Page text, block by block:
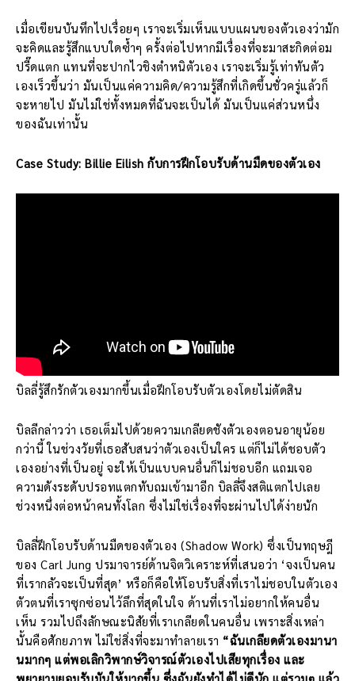
เมื่อเขียนบันทึกไปเรื่อยๆ เราจะเริ่มเห็นแบบแผนของตัวเองว่ามัก
จะคิดและรู้สึกแบบใดซ้ำๆ ครั้งต่อไปหากมีเรื่องที่จะมาสะกิดต่อม
ปรี๊ดแตก แทนที่จะปากไวชิงตำหนิตัวเอง เราจะเริ่มรู้เท่าทันตัว
เองเร็วขึ้นว่า มันเป็นแค่ความคิด/ความรู้สึกที่เกิดขึ้นชั่วครู่แล้วก็
จะหายไป มันไม่ใช่ทั้งหมดที่ฉันจะเป็นได้ มันเป็นแค่ส่วนหนึ่ง
ของฉันเท่านั้น
Case Study: Billie Eilish กับการฝึกโอบรับด้านมืดของตัวเอง
บิลลี่รู้สึกรักตัวเองมากขึ้นเมื่อฝึกโอบรับตัวเองโดยไม่ตัดสิน
บิลลีกล่าวว่า เธอเต็มไปด้วยความเกลียดชังตัวเองตอนอายุน้อย
กว่านี้ ในช่วงวัยที่เธอสับสนว่าตัวเองเป็นใคร แต่ก็ไม่ได้ชอบตัว
เองอย่างที่เป็นอยู่ จะให้เป็นแบบคนอื่นก็ไม่ชอบอีก แถมเจอ
ความดังระดับปรอทแตกทับถมเข้ามาอีก บิลลี่จึงสติแตกไปเลย
ช่วงหนึ่งต่อหน้าคนทั้งโลก ซึ่งไม่ใช่เรื่องที่จะผ่านไปได้ง่ายนัก
บิลลี่ฝึกโอบรับด้านมืดของตัวเอง (Shadow Work) ซึ่งเป็นทฤษฎี
ของ Carl Jung ปรมาจารย์ด้านจิตวิเคราะห์ที่เสนอว่า ‘จงเป็นคน
ที่เรากลัวจะเป็นที่สุด’ หรือก็คือให้โอบรับสิ่งที่เราไม่ชอบในตัวเอง
ตัวตนที่เราซุกซ่อนไว้ลึกที่สุดในใจ ด้านที่เราไม่อยากให้คนอื่น
เห็น รวมไปถึงลักษณะนิสัยที่เราเกลียดในคนอื่น เพราะสิ่งเหล่า
นั้นคือศักยภาพ ไม่ใช่สิ่งที่จะมาทำลายเรา “ฉันเกลียดตัวเองมานา
นมากๆ แต่พอเลิกวิพากษ์วิจารณ์ตัวเองไปเสียทุกเรื่อง และ
พยายามยอมรับมันให้มากขึ้น ซึ่งฉันยังทำได้ไม่ดีนัก แต่รวมๆ แล้ว